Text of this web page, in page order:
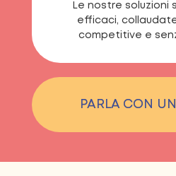
Le nostre soluzioni
efficaci,
competitive e
PARLA CON